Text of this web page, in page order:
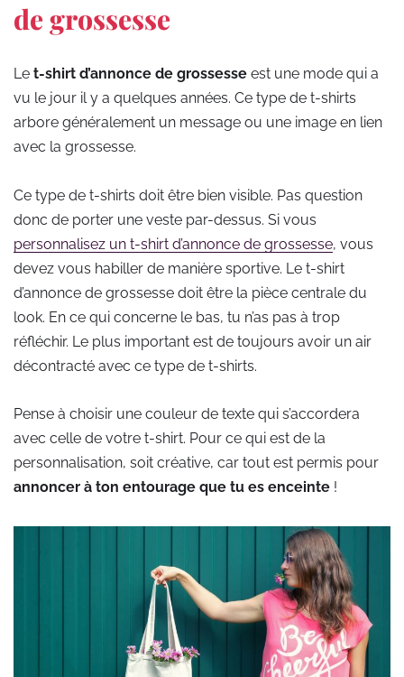
de grossesse
Le t-shirt d’annonce de grossesse est une mode qui a
vu le jour il y a quelques années. Ce type de t-shirts
arbore généralement un message ou une image en lien
avec la grossesse.
Ce type de t-shirts doit être bien visible. Pas question
donc de porter une veste par-dessus. Si vous
personnalisez un t-shirt d’annonce de grossesse, vous
devez vous habiller de manière sportive. Le t-shirt
d’annonce de grossesse doit être la pièce centrale du
look. En ce qui concerne le bas, tu n’as pas à trop
réfléchir. Le plus important est de toujours avoir un air
décontracté avec ce type de t-shirts.
Pense à choisir une couleur de texte qui s’accordera
avec celle de votre t-shirt. Pour ce qui est de la
personnalisation, soit créative, car tout est permis pour
annoncer à ton entourage que tu es enceinte !